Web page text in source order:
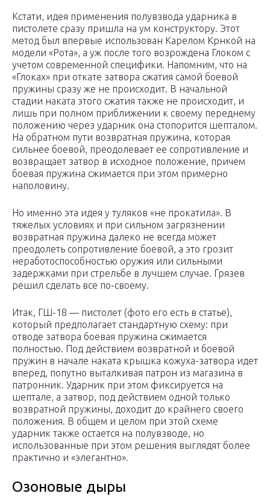
Кстати, идея применения полувзвода ударника в
пистолете сразу пришла на ум конструктору. Этот
метод был впервые использован Карелом Крнкой на
модели «Рота», а уж после того возрождена Глоком с
учетом современной специфики. Напомним, что на
«Глоках» при откате затвора сжатия самой боевой
пружины сразу же не происходит. В начальной
стадии наката этого сжатия также не происходит, и
лишь при полном приближении к своему переднему
положению через ударник она стопорится шепталом.
На обратном пути возвратная пружина, которая
сильнее боевой, преодолевает ее сопротивление и
возвращает затвор в исходное положение, причем
боевая пружина сжимается при этом примерно
наполовину.
Но именно эта идея у туляков «не прокатила». В
тяжелых условиях и при сильном загрязнении
возвратная пружина далеко не всегда может
преодолеть сопротивление боевой, а это грозит
неработоспособностью оружия или сильными
задержками при стрельбе в лучшем случае. Грязев
решил сделать все по-своему.
Итак, ГШ-18 — пистолет (фото его есть в статье),
который предполагает стандартную схему: при
отводе затвора боевая пружина сжимается
полностью. Под действием возвратной и боевой
пружин в начале наката крышка кожуха-затвора идет
вперед, попутно выталкивая патрон из магазина в
патронник. Ударник при этом фиксируется на
шептале, а затвор, под действием одной только
возвратной пружины, доходит до крайнего своего
положения. В общем и целом при этой схеме
ударник также остается на полувзводе, но
использованные при этом решения выглядят более
практично и «элегантно».
Озоновые дыры